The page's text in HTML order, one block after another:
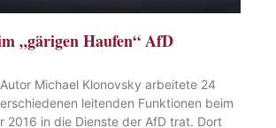
„gärigen Haufen“ AfD
Michael Klonovsky arbeitete 24
leitenden Funktionen beim
2016 in die Dienste der AfD trat. Dort